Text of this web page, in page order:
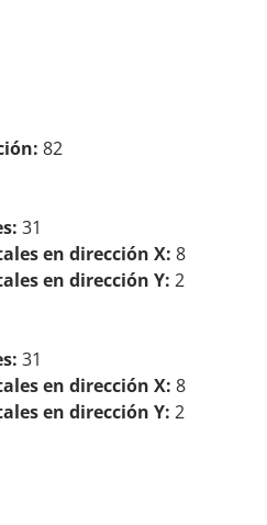
82
31
en dirección X: 8
en dirección Y: 2
31
en dirección X: 8
en dirección Y: 2